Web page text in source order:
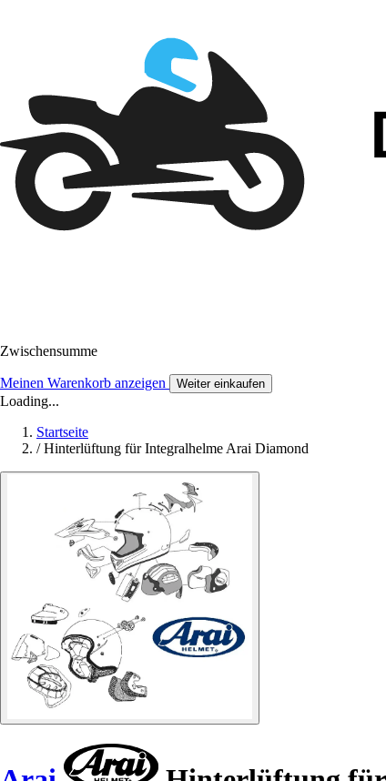
Zwischensumme
Meinen Warenkorb anzeigen Weiter einkaufen
Loading...
Startseite
/ Hinterlüftung für Integralhelme Arai Diamond